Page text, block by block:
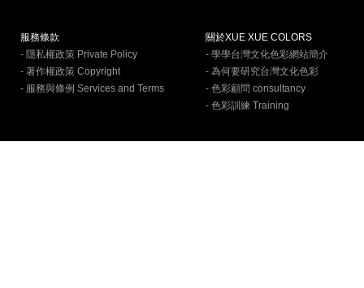
服務條款
- 隱私權政策 Private Policy
- 著作權政策 Copyright
- 服務與條例 Services and Terms
關於XUE XUE COLORS
- 學學台灣文化色彩網站簡介
- 為何要研究台灣文化色彩
- 色彩顧問 consultancy
- 色彩訓練 Training